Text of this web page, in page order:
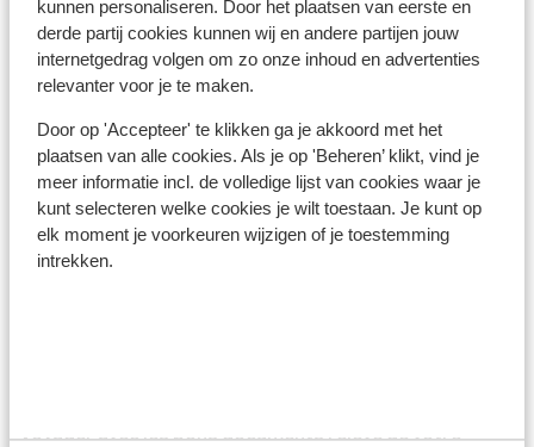
kunnen personaliseren. Door het plaatsen van eerste en
derde partij cookies kunnen wij en andere partijen jouw
internetgedrag volgen om zo onze inhoud en advertenties
relevanter voor je te maken.
Door op 'Accepteer' te klikken ga je akkoord met het
plaatsen van alle cookies. Als je op 'Beheren’ klikt, vind je
meer informatie incl. de volledige lijst van cookies waar je
kunt selecteren welke cookies je wilt toestaan. Je kunt op
elk moment je voorkeuren wijzigen of je toestemming
intrekken.
L'Espagne est connue pour les tapas, la paella et la
sangria.
Numéro d’urgence
Le numéro d’urgence en Espagne pour les services de
police, d’ambulance et incendie est le 112.
Documents de voyage
Vous devez être en possession d’un passeport ou
d’une carte d’identité en cours de validité. Vos
Voyager avec les bons documents relève de votre